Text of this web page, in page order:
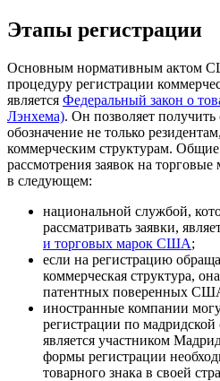
Этапы регистрации
Основным нормативным актом
процедуру регистрации
является Федеральный закон о
Лэнхема). Он позволяет получить
обозначение не только
коммерческим структурам.
рассмотрения заявок на
в следующем:
национальной службой,
рассматривать заявки,
и торговых марок США;
если на регистрацию
коммерческая структура,
патентных поверенных
иностранные компании
регистрации по мадридской
является участником
формы регистрации
товарного знака в своей